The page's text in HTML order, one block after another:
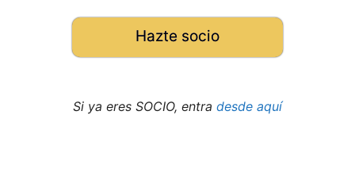
Hazte socio
Si ya eres SOCIO, entra desde aquí